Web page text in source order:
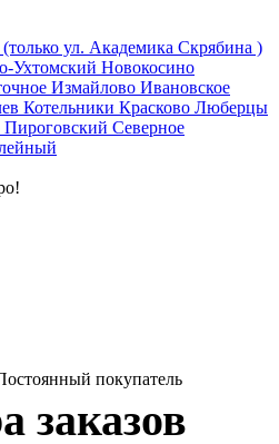
ул. Академика Скрябина )
Ухтомский Новокосино
Измайлово Ивановское
Котельники Красково Люберцы
Пироговский Северное
покупатель
заказов